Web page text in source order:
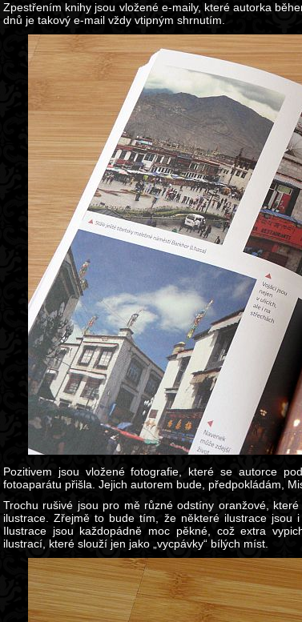
Zpestřením knihy jsou vložené e-maily, které autorka
dnů je takový e-mail vždy vtipným shrnutím.
Pozitivem jsou vložené fotografie, které se autorce
fotoaparátu přišla. Jejich autorem bude, předpokládám,
Trochu rušivé jsou pro mě různé odstíny oranžové,
ilustrace. Zřejmě to bude tím, že některé ilustrace jsou
Ilustrace jsou každopádně moc pěkné, což extra
ilustrací, které slouží jen jako „vycpávky“ bílých míst.